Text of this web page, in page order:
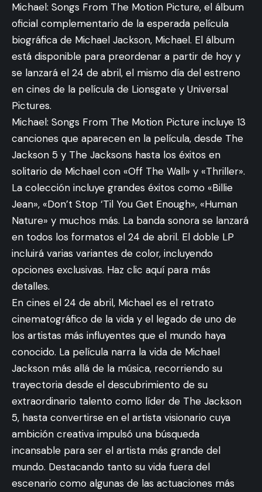
Michael: Songs From The Motion Picture, el álbum
oficial complementario de la esperada película
biográfica de Michael Jackson, Michael. El álbum
está disponible para preordenar a partir de hoy y
se lanzará el 24 de abril, el mismo día del estreno
en cines de la película de Lionsgate y Universal
Pictures.
Michael: Songs From The Motion Picture incluye 13
canciones que aparecen en la película, desde The
Jackson 5 y The Jacksons hasta los éxitos en
solitario de Michael con «Off The Wall» y «Thriller».
La colección incluye grandes éxitos como «Billie
Jean», «Don’t Stop ‘Til You Get Enough», «Human
Nature» y muchos más. La banda sonora se lanzará
en todos los formatos el 24 de abril. El doble LP
incluirá varias variantes de color, incluyendo
opciones exclusivas. Haz clic aquí para más
detalles.
En cines el 24 de abril, Michael es el retrato
cinematográfico de la vida y el legado de uno de
los artistas más influyentes que el mundo haya
conocido. La película narra la vida de Michael
Jackson más allá de la música, recorriendo su
trayectoria desde el descubrimiento de su
extraordinario talento como líder de The Jackson
5, hasta convertirse en el artista visionario cuya
ambición creativa impulsó una búsqueda
incansable para ser el artista más grande del
mundo. Destacando tanto su vida fuera del
escenario como algunas de las actuaciones más